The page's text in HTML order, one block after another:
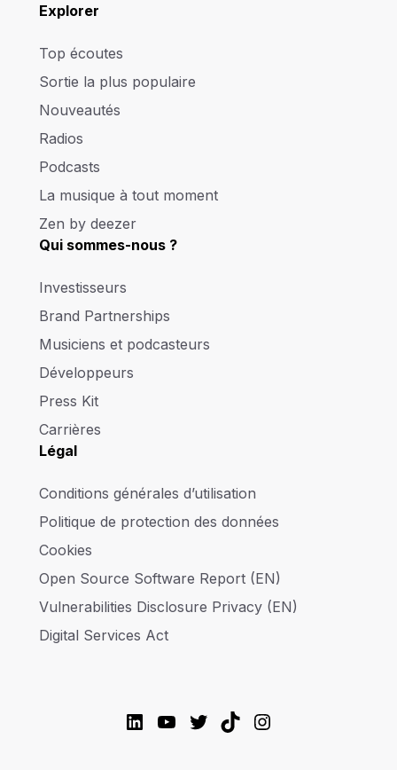
Explorer
Top écoutes
Sortie la plus populaire
Nouveautés
Radios
Podcasts
La musique à tout moment
Zen by deezer
Qui sommes-nous ?
Investisseurs
Brand Partnerships
Musiciens et podcasteurs
Développeurs
Press Kit
Carrières
Légal
Conditions générales d’utilisation
Politique de protection des données
Cookies
Open Source Software Report (EN)
Vulnerabilities Disclosure Privacy (EN)
Digital Services Act
LinkedIn
YouTube
Twitter
TikTokInstagram